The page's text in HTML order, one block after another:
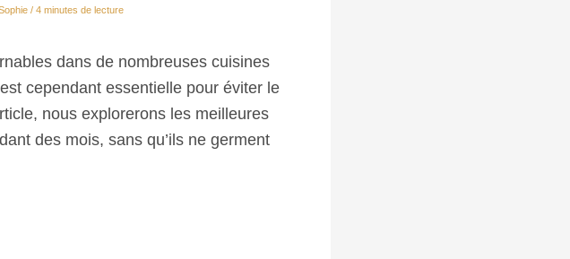
/ 4 minutes de lecture
dans de nombreuses cuisines
cependant essentielle pour éviter le
nous explorerons les meilleures
des mois, sans qu’ils ne germent